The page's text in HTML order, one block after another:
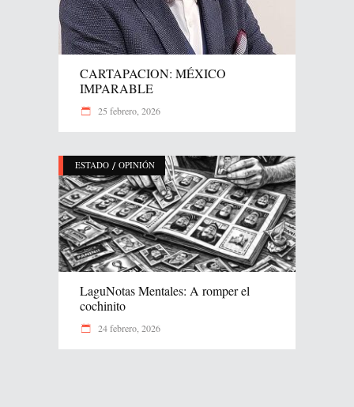
CARTAPACION: MÉXICO
IMPARABLE
25 febrero, 2026
ESTADO / OPINIÓN
LaguNotas Mentales: A romper el
cochinito
24 febrero, 2026